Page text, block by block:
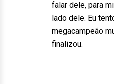
falar dele, para
lado dele. Eu
megacampeão
finalizou.